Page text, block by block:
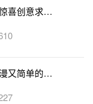
帮忙伙伴的时候要
层次的。最后的
小朋友的父母帮
她剩下的12
喜创意求婚
又简单的求